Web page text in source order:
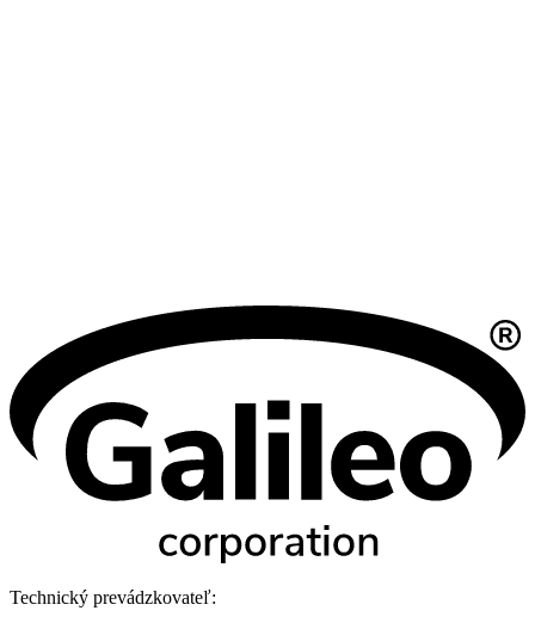
Technický prevádzkovateľ: